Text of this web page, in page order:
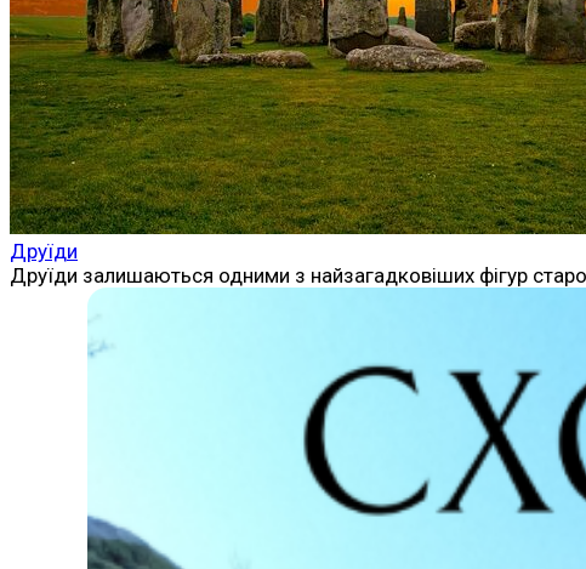
Друїди
Друїди залишаються одними з найзагадковіших фігур